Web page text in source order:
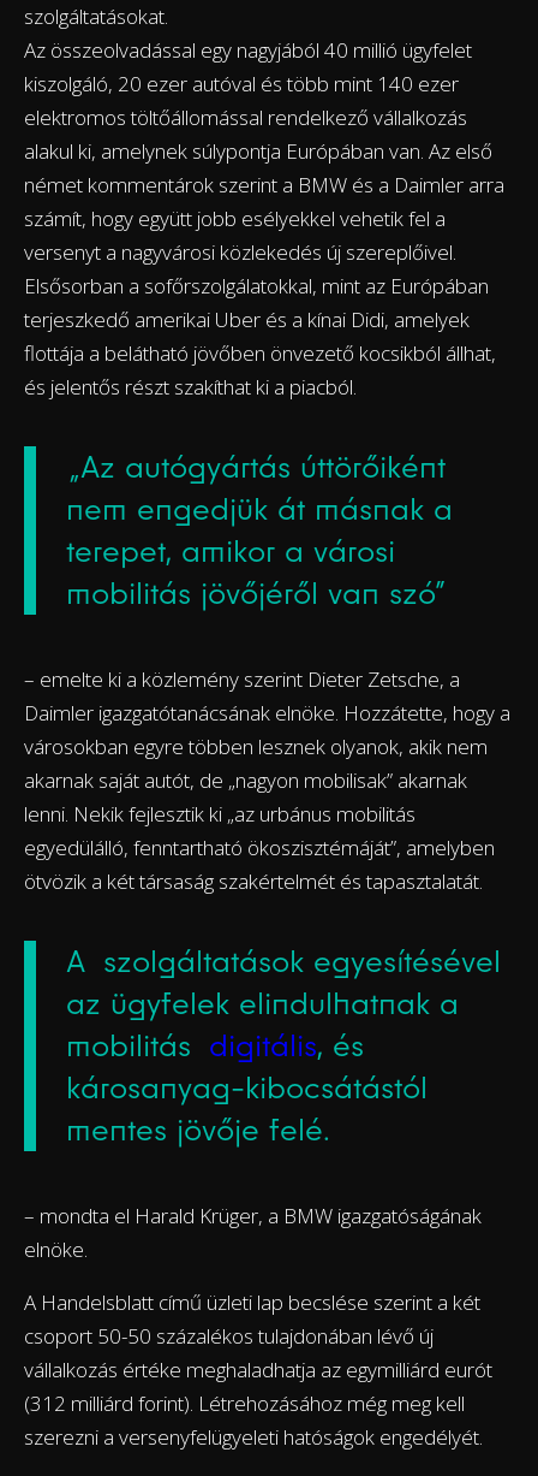
szolgáltatásokat.
Az összeolvadással egy nagyjából 40 millió ügyfelet
kiszolgáló, 20 ezer autóval és több mint 140 ezer
elektromos töltőállomással rendelkező vállalkozás
alakul ki, amelynek súlypontja Európában van. Az első
német kommentárok szerint a BMW és a Daimler arra
számít, hogy együtt jobb esélyekkel vehetik fel a
versenyt a nagyvárosi közlekedés új szereplőivel.
Elsősorban a sofőrszolgálatokkal, mint az Európában
terjeszkedő amerikai Uber és a kínai Didi, amelyek
flottája a belátható jövőben önvezető kocsikból állhat,
és jelentős részt szakíthat ki a piacból.
„Az autógyártás úttörőiként
nem engedjük át másnak a
terepet, amikor a városi
mobilitás jövőjéről van szó”
– emelte ki a közlemény szerint Dieter Zetsche, a
Daimler igazgatótanácsának elnöke. Hozzátette, hogy a
városokban egyre többen lesznek olyanok, akik nem
akarnak saját autót, de „nagyon mobilisak” akarnak
lenni. Nekik fejlesztik ki „az urbánus mobilitás
egyedülálló, fenntartható ökoszisztémáját”, amelyben
ötvözik a két társaság szakértelmét és tapasztalatát.
A szolgáltatások egyesítésével
az ügyfelek elindulhatnak a
mobilitás digitális, és
károsanyag-kibocsátástól
mentes jövője felé.
– mondta el Harald Krüger, a BMW igazgatóságának
elnöke.
A Handelsblatt című üzleti lap becslése szerint a két
csoport 50-50 százalékos tulajdonában lévő új
vállalkozás értéke meghaladhatja az egymilliárd eurót
(312 milliárd forint). Létrehozásához még meg kell
szerezni a versenyfelügyeleti hatóságok engedélyét.